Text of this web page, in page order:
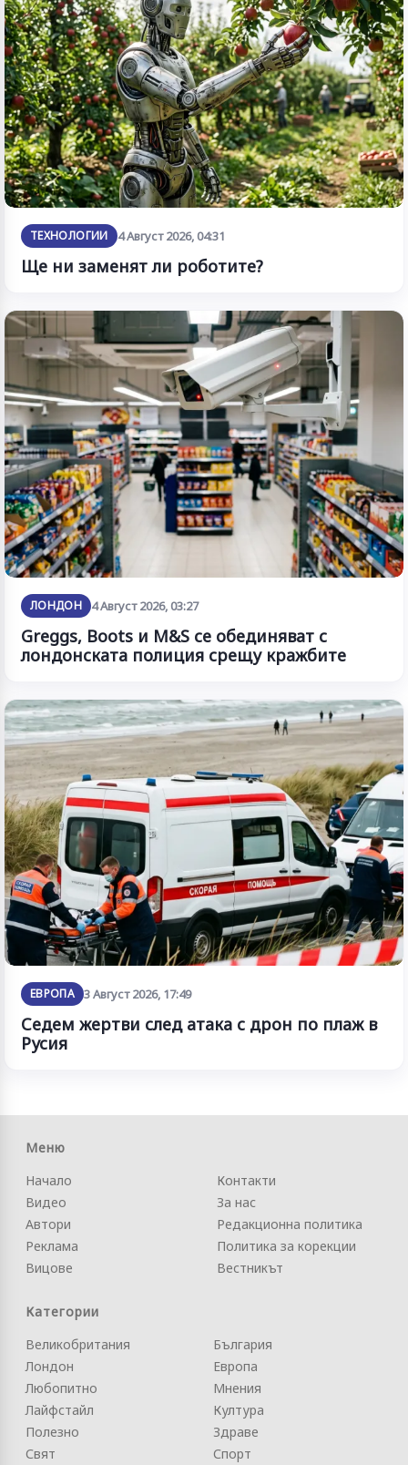
ТЕХНОЛОГИИ 4 Август 2026, 04:31
Ще ни заменят ли роботите?
ЛОНДОН 4 Август 2026, 03:27
Greggs, Boots и M&S се обединяват с
лондонската полиция срещу кражбите
ЕВРОПА 3 Август 2026, 17:49
Седем жертви след атака с дрон по плаж в
Русия
Меню
Начало
Видео
Автори
Реклама
Вицове
Контакти
За нас
Редакционна политика
Политика за корекции
Вестникът
Категории
Великобритания
Лондон
Любопитно
Лайфстайл
Полезно
Свят
България
Европа
Мнения
Култура
Здраве
Спорт